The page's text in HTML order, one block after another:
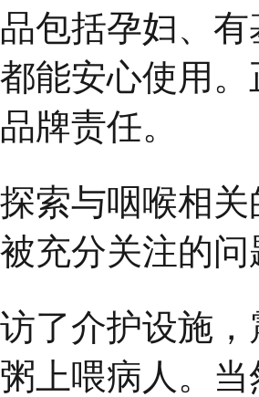
包括孕妇、
能安心使用
牌责任。
索与咽喉相
充分关注的
了介护设施
上喂病人。